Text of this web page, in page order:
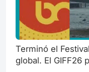
Terminó el
global. El GIFF26